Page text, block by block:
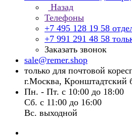
Назад
Телефоны
+7 495 128 19 58
+7 991 291 48 58
Заказать звонок
sale@remer.shop
только для почтовой
г.Москва, Кронштадтский
Пн. - Пт. с 10:00 до 18:00
Сб. с 11:00 до 16:00
Вс. выходной